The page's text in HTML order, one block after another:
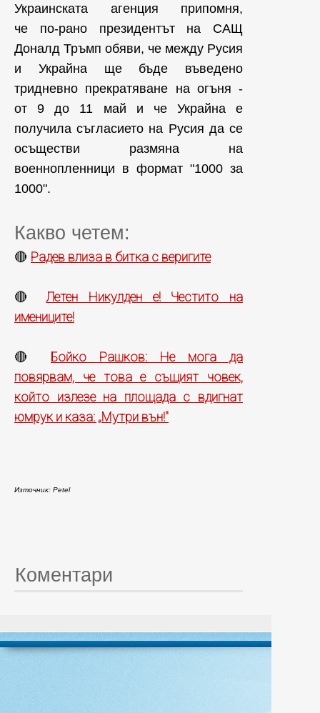
Украинската агенция припомня,
че по-рано президентът на САЩ
Доналд Тръмп обяви, че между Русия
и Украйна ще бъде въведено
тридневно прекратяване на огъня -
от 9 до 11 май и че Украйна е
получила съгласието на Русия да се
осъществи размяна на
военнопленници в формат "1000 за
1000".
Какво четем:
🔴 Радев влиза в битка с веригите
🔴Летен Никулден е! Честито на
имениците!
🔴 Бойко Рашков: Не мога да
повярвам, че това е същият човек,
който излезе на площада с вдигнат
юмрук и каза: „Мутри вън!"
Източник: Petel
Коментари